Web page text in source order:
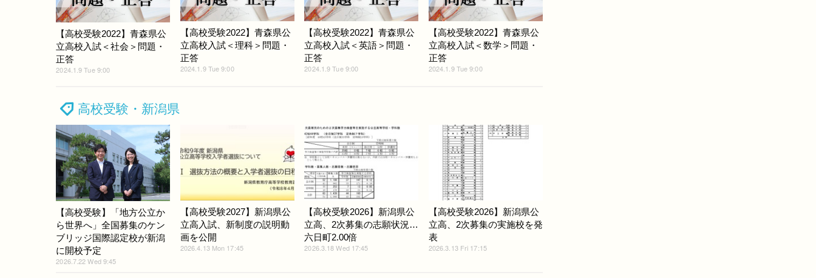
【高校受験2022】青森県公
立高校入試＜社会＞問題・
正答
2024.1.9 Tue 9:00
【高校受験2022】青森県公
立高校入試＜理科＞問題・
正答
2024.1.9 Tue 9:00
【高校受験2022】青森県公
立高校入試＜英語＞問題・
正答
2024.1.9 Tue 9:00
【高校受験2022】青森県公
立高校入試＜数学＞問題・
正答
2024.1.9 Tue 9:00
高校受験・新潟県
【高校受験】「地方公立か
ら世界へ」全国募集のケン
ブリッジ国際認定校が新潟
に開校予定
2026.7.22 Wed 9:45
【高校受験2027】新潟県公
立高入試、新制度の説明動
画を公開
2026.4.13 Mon 17:45
【高校受験2026】新潟県公
立高、2次募集の志願状況…
六日町2.00倍
2026.3.18 Wed 17:45
【高校受験2026】新潟県公
立高、2次募集の実施校を発
表
2026.3.13 Fri 17:15